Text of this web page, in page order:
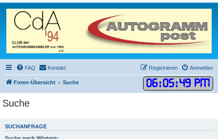
FAQ Kontakt Anmelden
Registrieren
Foren-Übersicht Suche 06:05:49 PM
Suche
SUCHANFRAGE